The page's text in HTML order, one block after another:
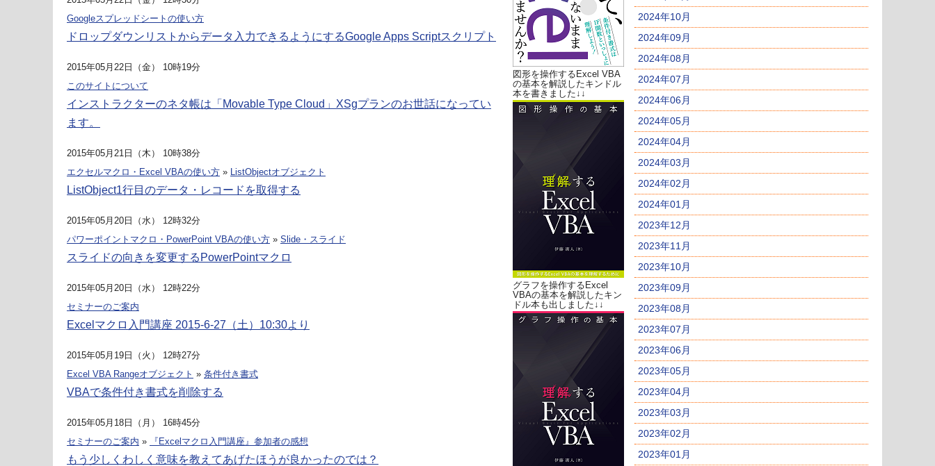
Googleスプレッドシートの使い方
ドロップダウンリストからデータ入力できるようにするGoogle Apps Scriptスクリプト
2015年05月22日（金） 10時19分
このサイトについて
インストラクターのネタ帳は「Movable Type Cloud」XSgプランのお世話になってい
ます。
2015年05月21日（木） 10時38分
エクセルマクロ・Excel VBAの使い方 » ListObjectオブジェクト
ListObject1行目のデータ・レコードを取得する
2015年05月20日（水） 12時32分
パワーポイントマクロ・PowerPoint VBAの使い方 » Slide・スライド
スライドの向きを変更するPowerPointマクロ
2015年05月20日（水） 12時22分
セミナーのご案内
Excelマクロ入門講座 2015-6-27（土）10:30より
2015年05月19日（火） 12時27分
Excel VBA Rangeオブジェクト » 条件付き書式
VBAで条件付き書式を削除する
2015年05月18日（月） 16時45分
セミナーのご案内 » 『Excelマクロ入門講座』参加者の感想
もう少しくわしく意味を教えてあげたほうが良かったのでは？
図形を操作するExcel VBA
の基本を解説したキンドル
本を書きました↓↓
グラフを操作するExcel
VBAの基本を解説したキン
ドル本も出しました↓↓
2024年10月
2024年09月
2024年08月
2024年07月
2024年06月
2024年05月
2024年04月
2024年03月
2024年02月
2024年01月
2023年12月
2023年11月
2023年10月
2023年09月
2023年08月
2023年07月
2023年06月
2023年05月
2023年04月
2023年03月
2023年02月
2023年01月